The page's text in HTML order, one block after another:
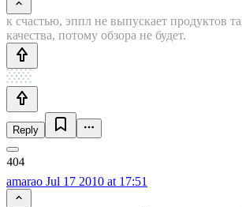
к счастью, эппл не выпускает продуктов
качества, потому обзора не будет.
Reply
amarao Jul 17 2010 at 17:51